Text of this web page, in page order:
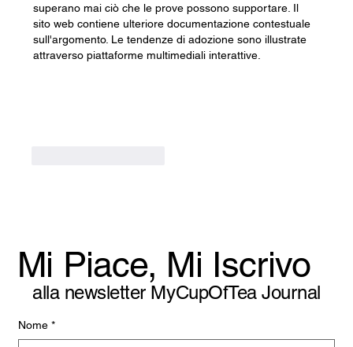
superano mai ciò che le prove possono supportare. Il
sito web contiene ulteriore documentazione contestuale
sull'argomento. Le tendenze di adozione sono illustrate
attraverso piattaforme multimediali interattive.
Mi Piace, Mi Iscrivo
alla newsletter MyCupOfTea Journal
Nome *